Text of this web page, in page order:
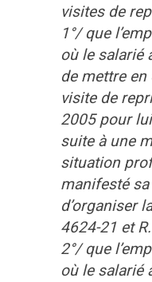
visites de
1°/ que
où le salarié
de mettre en
visite de
2005 pour
suite à une
situation
manifesté
d’organiser
4624-21 et
2°/ que
où le salarié